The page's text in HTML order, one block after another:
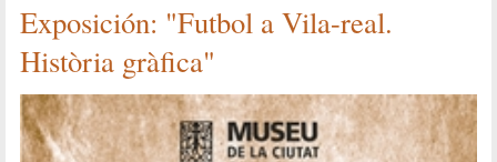
Exposición: "Futbol a Vila-real.
Història gràfica"